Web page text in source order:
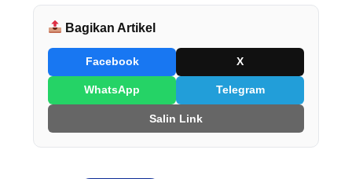
Bagikan Artikel
Facebook X
WhatsApp Telegram
Salin Link